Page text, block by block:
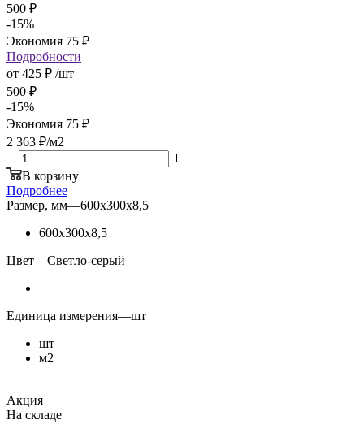
500 ₽
-15%
Экономия 75 ₽
Подробности
от 425 ₽ /шт
500 ₽
-15%
Экономия 75 ₽
2 363 ₽/м2
В корзину
Подробнее
Размер, мм—600х300х8,5
600х300х8,5
Цвет—Светло-серый
Единица измерения—шт
шт
м2
Акция
На складе